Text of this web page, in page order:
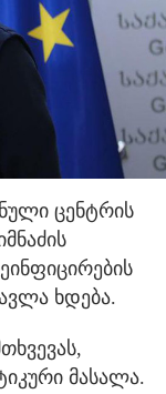
ცენტრის
ხდება.
მასალა.